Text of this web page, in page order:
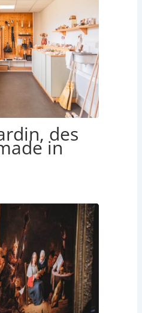
des
in